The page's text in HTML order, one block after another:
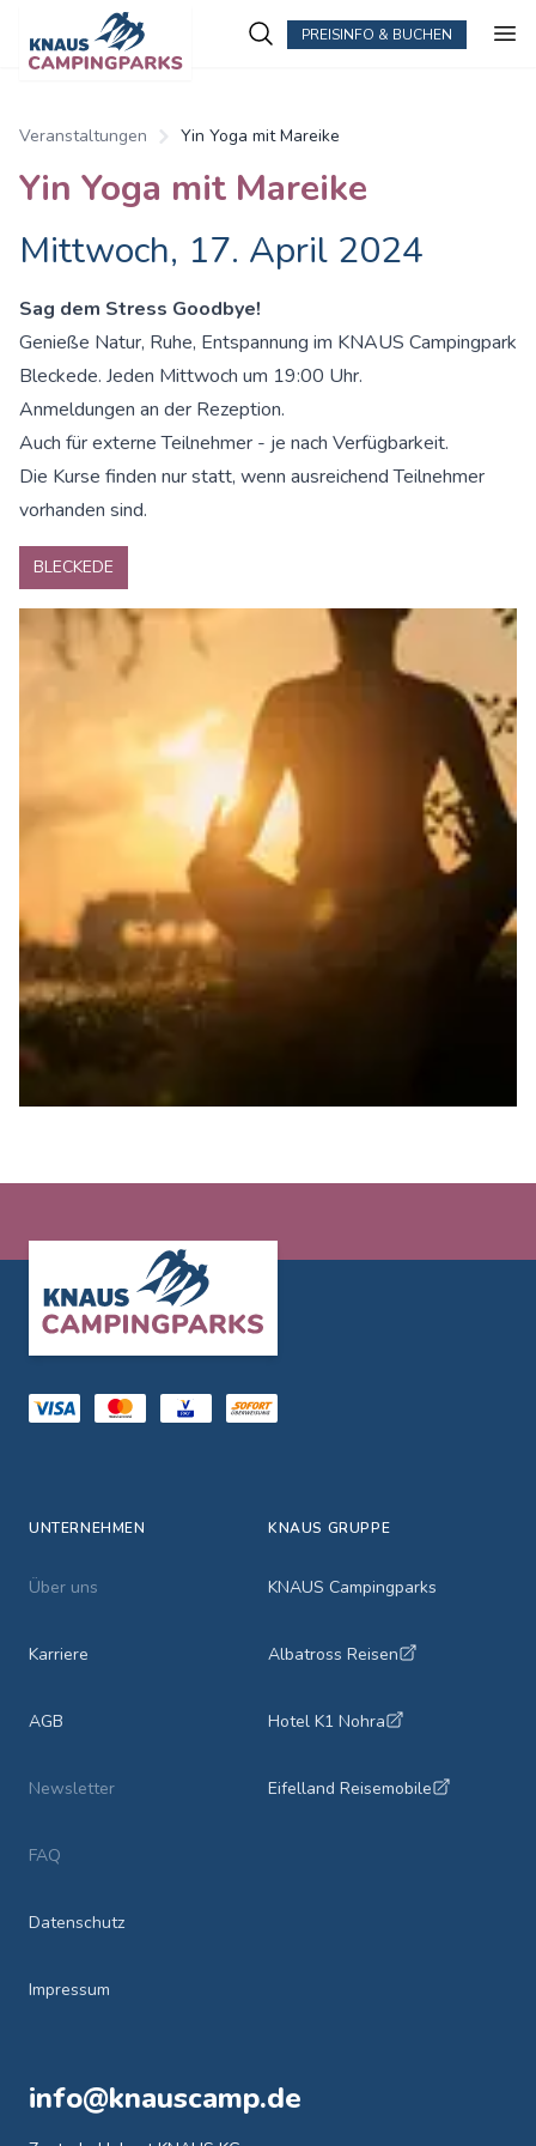
PREISINFO & BUCHEN
Veranstaltungen Yin Yoga mit Mareike
Yin Yoga mit Mareike
Mittwoch, 17. April 2024
Sag dem Stress Goodbye!
Genieße Natur, Ruhe, Entspannung im KNAUS Campingpark
Bleckede. Jeden Mittwoch um 19:00 Uhr.
Anmeldungen an der Rezeption.
Auch für externe Teilnehmer - je nach Verfügbarkeit.
Die Kurse finden nur statt, wenn ausreichend Teilnehmer
vorhanden sind.
BLECKEDE
UNTERNEHMEN
Über uns
Karriere
AGB
Newsletter
FAQ
Datenschutz
Impressum
KNAUS GRUPPE
KNAUS Campingparks
Albatross Reisen
Hotel K1 Nohra
Eifelland Reisemobile
info@knauscamp.de